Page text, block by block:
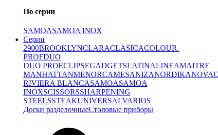
По серии
SAMOASAMOA INOX
Серии
2900BROOKLYNCLARACLASICACOLOUR-
PROFDUO
DUO PROECLIPSEGADGETSLATINALINEAMAITRE
MANHATTANMENORCAMESANIZANORDIKANOVA
RIVIERA BLANCASAMOASAMOA
INOXSCISSORSSHARPENING
STEELSSTEAKUNIVERSALVARIOS
Доски разделочныеСтоловые приборы